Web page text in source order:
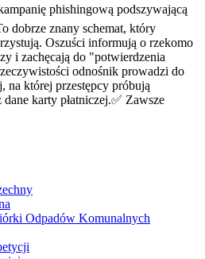
phishingową podszywającą
dobrze znany schemat, który
Oszuści informują o rzekomo
i zachęcają do "potwierdzenia
odnośnik prowadzi do
na której przestępcy próbują
karty płatniczej.✅ Zawsze
Odpadów Komunalnych